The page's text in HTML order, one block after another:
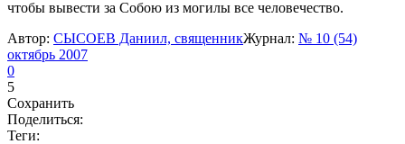
чтобы вывести за Собою из могилы все человечество.
Автор: СЫСОЕВ Даниил, священникЖурнал: № 10 (54)
октябрь 2007
0
5
Сохранить
Поделиться:
Теги: